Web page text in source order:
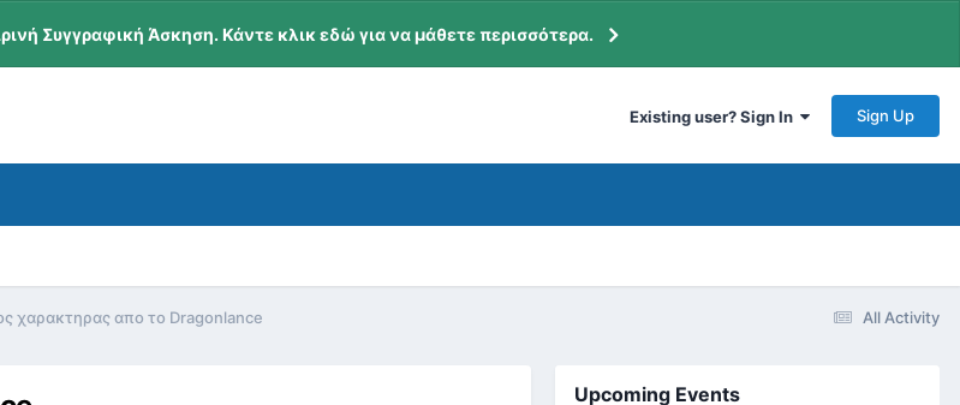
Συγγραφική Άσκηση. Κάντε κλικ εδώ για να μάθετε περισσότερα.
Existing user? Sign In Sign Up
All Activity
χαρακτηρας απο το Dragonlance
Upcoming Events